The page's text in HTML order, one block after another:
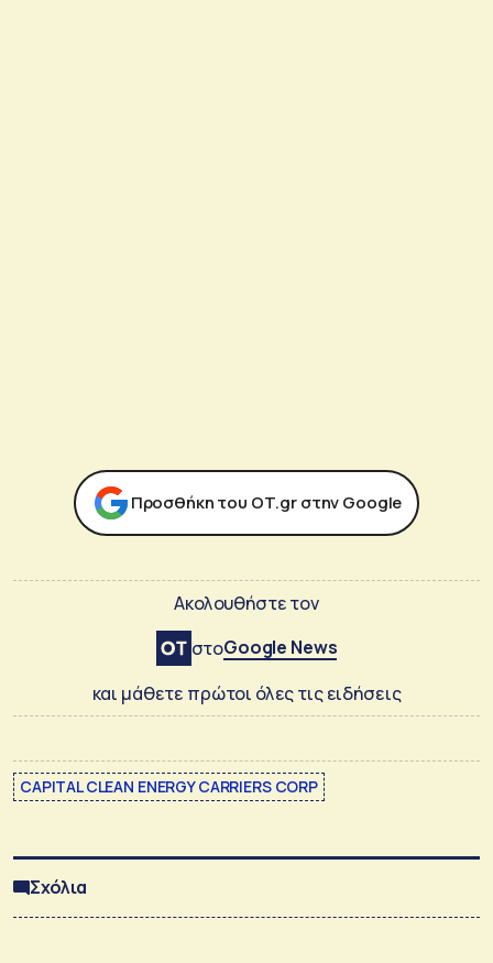
Προσθήκη του ΟΤ.gr στην Google
Ακολουθήστε τον
στοGoogle News
και μάθετε πρώτοι όλες τις ειδήσεις
CAPITAL CLEAN ENERGY CARRIERS CORP
Σχόλια